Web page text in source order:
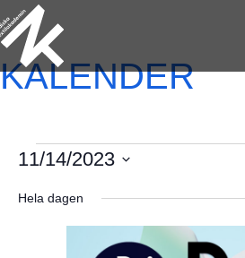
KALENDER
11/14/2023
datum.
Hela dagen